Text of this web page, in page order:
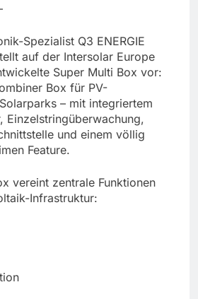
Spezialist Q3 ENERGIE
auf der Intersolar Europe
Super Multi Box vor:
Box für PV-
– mit integriertem
Einzelstringüberwachung,
und einem völlig
Feature.
vereint zentrale Funktionen
Infrastruktur: